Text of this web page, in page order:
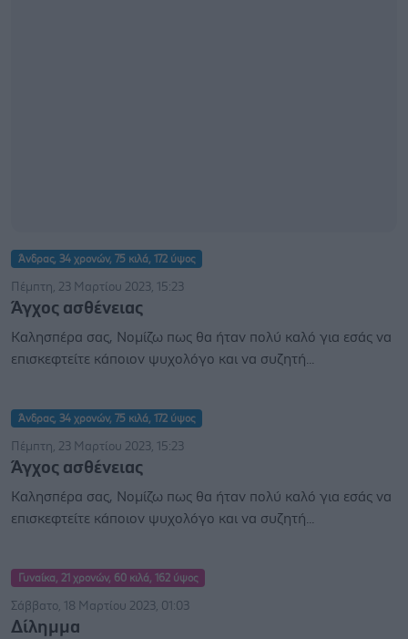
Άνδρας, 34 χρονών, 75 κιλά, 172 ύψος
Πέμπτη, 23 Μαρτίου 2023, 15:23
Άγχος ασθένειας
Καλησπέρα σας, Νομίζω πως θα ήταν πολύ καλό για εσάς να
επισκεφτείτε κάποιον ψυχολόγο και να συζητή...
Άνδρας, 34 χρονών, 75 κιλά, 172 ύψος
Πέμπτη, 23 Μαρτίου 2023, 15:23
Άγχος ασθένειας
Καλησπέρα σας, Νομίζω πως θα ήταν πολύ καλό για εσάς να
επισκεφτείτε κάποιον ψυχολόγο και να συζητή...
Γυναίκα, 21 χρονών, 60 κιλά, 162 ύψος
Σάββατο, 18 Μαρτίου 2023, 01:03
Δίλημμα